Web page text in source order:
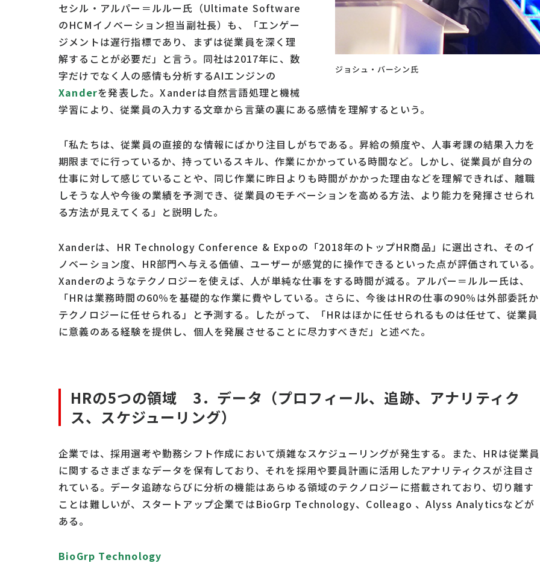
ジョシュ・バーシン氏
セシル・アルパー＝ルルー氏（Ultimate Software
のHCMイノベーション担当副社長）も、「エンゲー
ジメントは遅行指標であり、まずは従業員を深く理
解することが必要だ」と言う。同社は2017年に、数
字だけでなく人の感情も分析するAIエンジンの
Xanderを発表した。Xanderは自然言語処理と機械
学習により、従業員の入力する文章から言葉の裏にある感情を理解するという。
「私たちは、従業員の直接的な情報にばかり注目しがちである。昇給の頻度や、人事考課の結果入力を
期限までに行っているか、持っているスキル、作業にかかっている時間など。しかし、従業員が自分の
仕事に対して感じていることや、同じ作業に昨日よりも時間がかかった理由などを理解できれば、離職
しそうな人や今後の業績を予測でき、従業員のモチベーションを高める方法、より能力を発揮させられ
る方法が見えてくる」と説明した。
Xanderは、HR Technology Conference & Expoの「2018年のトップHR商品」に選出され、そのイ
ノベーション度、HR部門へ与える価値、ユーザーが感覚的に操作できるといった点が評価されている。
Xanderのようなテクノロジーを使えば、人が単純な仕事をする時間が減る。アルパー＝ルルー氏は、
「HRは業務時間の60％を基礎的な作業に費やしている。さらに、今後はHRの仕事の90％は外部委託か
テクノロジーに任せられる」と予測する。したがって、「HRはほかに任せられるものは任せて、従業員
に意義のある経験を提供し、個人を発展させることに尽力すべきだ」と述べた。
HRの5つの領域 3．データ（プロフィール、追跡、アナリティク
ス、スケジューリング）
企業では、採用選考や勤務シフト作成において煩雑なスケジューリングが発生する。また、HRは従業員
に関するさまざまなデータを保有しており、それを採用や要員計画に活用したアナリティクスが注目さ
れている。データ追跡ならびに分析の機能はあらゆる領域のテクノロジーに搭載されており、切り離す
ことは難しいが、スタートアップ企業ではBioGrp Technology、Colleago 、Alyss Analyticsなどが
ある。
BioGrp Technology